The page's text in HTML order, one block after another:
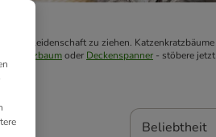
in Mitleidenschaft zu ziehen.
XXL Kratzbaum oder Deckenspanner - stöbere
Beliebtheit